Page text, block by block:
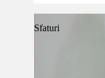
Sfaturi